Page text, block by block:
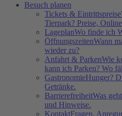
Besuch planen
Tickets & Eintrittspreise
Tierpark? Preise,
LageplanWo finde ich
ÖffnungszeitenWann
wieder zu?
Anfahrt & ParkenWie
kann ich Parken? Wo
GastronomieHunger?
Getränke.
BarrierefreiheitWas
und Hinweise.
KontaktFragen,